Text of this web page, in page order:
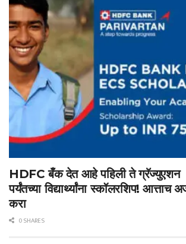
HDFC बँक देत आहे पहिली ते ग्रॅज्युएशन
पर्यंतच्या विद्यार्थ्यांना स्कॉलरशिप! आत्ताच
करा
0 SHARES